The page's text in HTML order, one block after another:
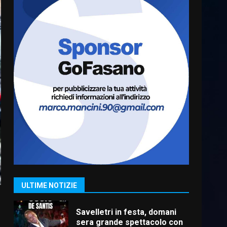
ULTIME NOTIZIE
Fasanese ferito a colpi di
arma da fuoco
6 Agosto 2026 18:13
7
Carta d’identità: continua il
piano di aperture
straordinarie del Comune di
Fasano
6 Agosto 2026 14:16
1
La Banda Città di Fasano apre
ufficialmente la Festa di
Savelletri in festa, domani
sera grande spettacolo con